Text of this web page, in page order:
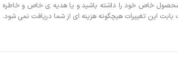
خاص خود را داشته باشید و یا هدیه ی خاص و خاطره
بابت این تغییرات هیچگونه هزینه ای از شما دریافت نمی شود.